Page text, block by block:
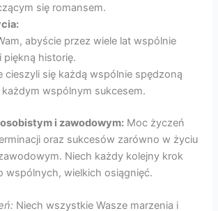
się romansem.
abyście przez wiele lat wspólnie
piękną historię.
cieszyli się każdą wspólnie spędzoną
każdym wspólnym sukcesem.
i zawodowym: Moc życzeń
oraz sukcesów zarówno w życiu
Niech każdy kolejny krok
wspólnych, wielkich osiągnięć.
Niech wszystkie Wasze marzenia i